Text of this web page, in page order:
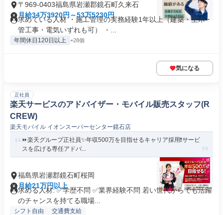
〒969-0403福島県岩瀬郡鏡石町久来石
月給34万3920円～53万5230円
求めている人材 ・施工管理の実務経験1年以上（建築・土木・
管工事・電気いずれも可） ・...
年間休日120日以上 +28個
気になる
正社員
楽天サービスのアドバイザー・モバイル販売スタッフ(R
CREW)
楽天モバイル イオンスーパーセンター鏡石店
⏩️楽天グループ正社員✨️年収500万を目指せるキャリア採用❗️サービ
スを広げる専任アドバ...
福島県岩瀬郡鏡石町桜岡
月給21万円以上
求める人材: ✅学歴不問 ✅業界経験不問 若い世代からでも活躍
のチャンスを持てる職場...
シフト自由 交通費支給